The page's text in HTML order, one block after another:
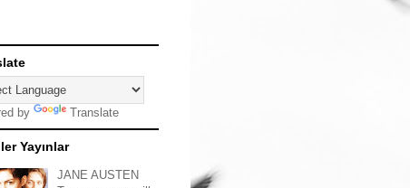
by Translate
Yayınlar
JANE AUSTEN